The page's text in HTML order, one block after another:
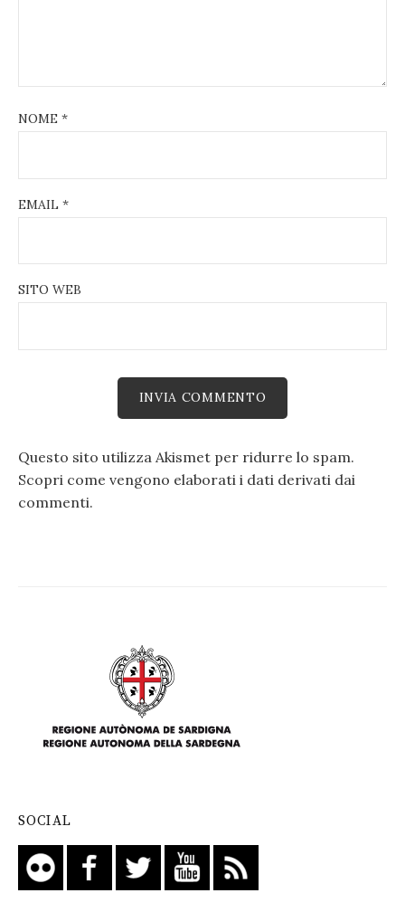
NOME *
EMAIL *
SITO WEB
Questo sito utilizza Akismet per ridurre lo spam.
Scopri come vengono elaborati i dati derivati dai
commenti.
SOCIAL